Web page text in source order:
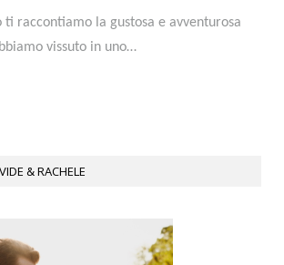
ti raccontiamo la gustosa e avventurosa
vissuto in uno…
& RACHELE